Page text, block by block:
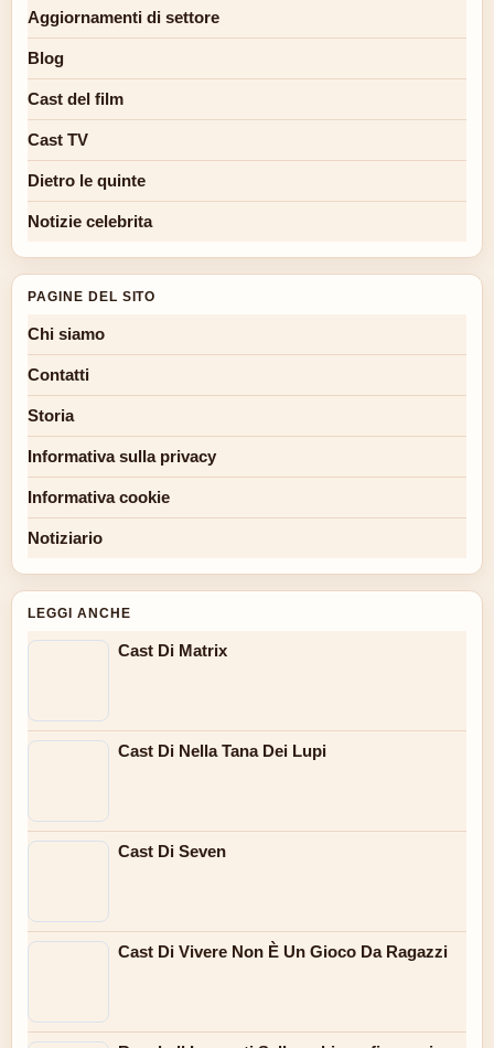
Aggiornamenti di settore
Blog
Cast del film
Cast TV
Dietro le quinte
Notizie celebrita
PAGINE DEL SITO
Chi siamo
Contatti
Storia
Informativa sulla privacy
Informativa cookie
Notiziario
LEGGI ANCHE
Cast Di Matrix
Cast Di Nella Tana Dei Lupi
Cast Di Seven
Cast Di Vivere Non È Un Gioco Da Ragazzi